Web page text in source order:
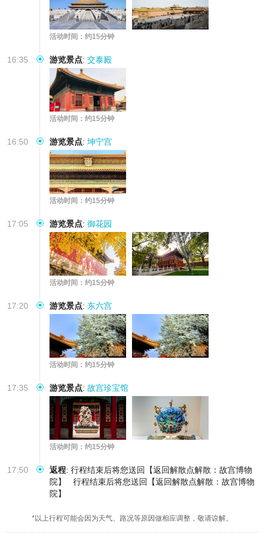
活动时间：约15分钟
16:35 游览景点: 交泰殿
活动时间：约15分钟
16:50 游览景点: 坤宁宫
活动时间：约15分钟
17:05 游览景点: 御花园
活动时间：约15分钟
17:20 游览景点: 东六宫
活动时间：约15分钟
17:35 游览景点: 故宫珍宝馆
活动时间：约15分钟
17:50 返程: 行程结束后将您送回【返回解散点解散：故宫博物
院】
行程结束后将您送回【返回解散点解散：故宫博物
院】
*以上行程可能会因为天气、路况等原因做相应调整，敬请谅解。